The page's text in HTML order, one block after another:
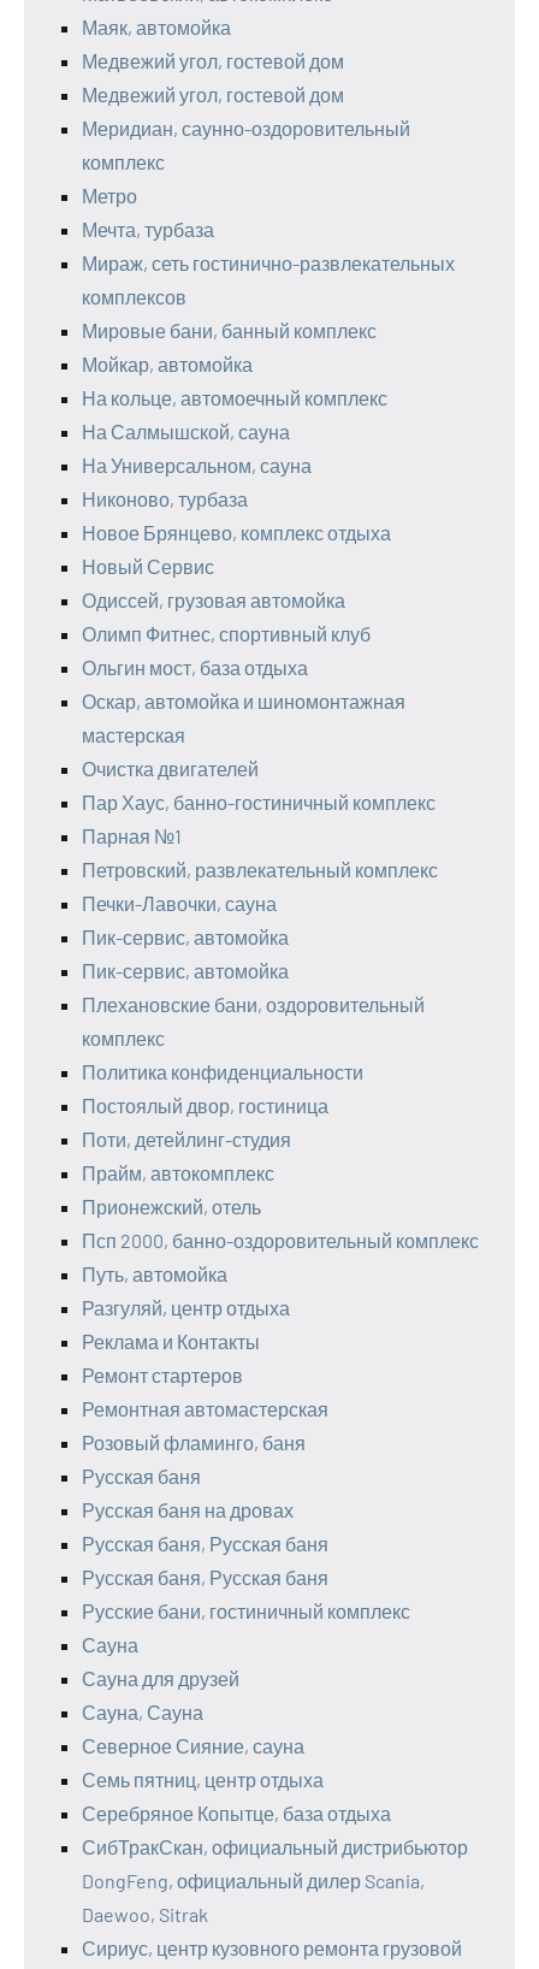
Маяк, автомойка
Медвежий угол, гостевой дом
Медвежий угол, гостевой дом
Меридиан, саунно-оздоровительный
комплекс
Метро
Мечта, турбаза
Мираж, сеть гостинично-развлекательных
комплексов
Мировые бани, банный комплекс
Мойкар, автомойка
На кольце, автомоечный комплекс
На Салмышской, сауна
На Универсальном, сауна
Никоново, турбаза
Новое Брянцево, комплекс отдыха
Новый Сервис
Одиссей, грузовая автомойка
Олимп Фитнес, спортивный клуб
Ольгин мост, база отдыха
Оскар, автомойка и шиномонтажная
мастерская
Очистка двигателей
Пар Хаус, банно-гостиничный комплекс
Парная №1
Петровский, развлекательный комплекс
Печки-Лавочки, сауна
Пик-сервис, автомойка
Пик-сервис, автомойка
Плехановские бани, оздоровительный
комплекс
Политика конфиденциальности
Постоялый двор, гостиница
Поти, детейлинг-студия
Прайм, автокомплекс
Прионежский, отель
Псп 2000, банно-оздоровительный комплекс
Путь, автомойка
Разгуляй, центр отдыха
Реклама и Контакты
Ремонт стартеров
Ремонтная автомастерская
Розовый фламинго, баня
Русская баня
Русская баня на дровах
Русская баня, Русская баня
Русская баня, Русская баня
Русские бани, гостиничный комплекс
Сауна
Сауна для друзей
Сауна, Сауна
Северное Сияние, сауна
Семь пятниц, центр отдыха
Серебряное Копытце, база отдыха
СибТракСкан, официальный дистрибьютор
DongFeng, официальный дилер Scania,
Daewoo, Sitrak
Сириус, центр кузовного ремонта грузовой